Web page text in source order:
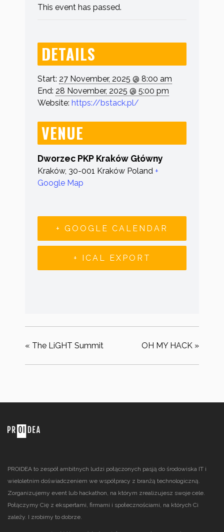
This event has passed.
DETAILS
Start: 27 November, 2025 @ 8:00 am
End: 28 November, 2025 @ 5:00 pm
Website: https://bstack.pl/
VENUE
Dworzec PKP Kraków Główny
Kraków, 30-001 Kraków Poland +
Google Map
+ GOOGLE CALENDAR
+ ICAL EXPORT
« The LiGHT Summit OH MY HACK »
PROIDEA to zespół ambitnych ludzi połączonych pasją do środowiska IT i
wieloletnim doświadczeniem we współpracy z branżą technologiczną.
Zorganizujemy event lub hackathon, na którym zrealizujesz swoje cele.
Połączymy Cię z ekspertami, firmami i społecznościami, na których Ci
zależy. I zrobimy to dobrze.